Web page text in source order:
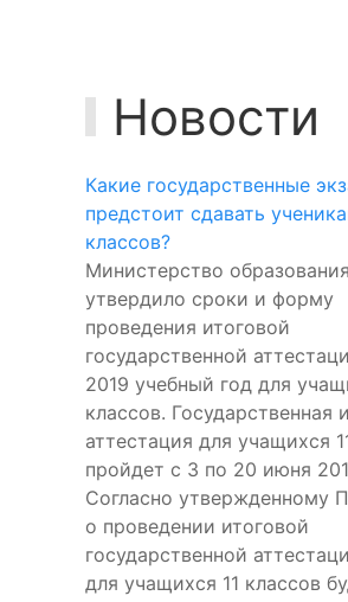
Новости
Какие государственные
предстоит сдавать
классов?
Министерство
утвердило сроки и форму
проведения итоговой
государственной
2019 учебный год для
классов. Государственная
аттестация для учащихся
пройдет с 3 по 20 июня
Согласно утвержденному
о проведении итоговой
государственной
для учащихся 11 классов